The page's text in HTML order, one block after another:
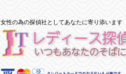
女性の為の探偵社としてあなたに寄り添います